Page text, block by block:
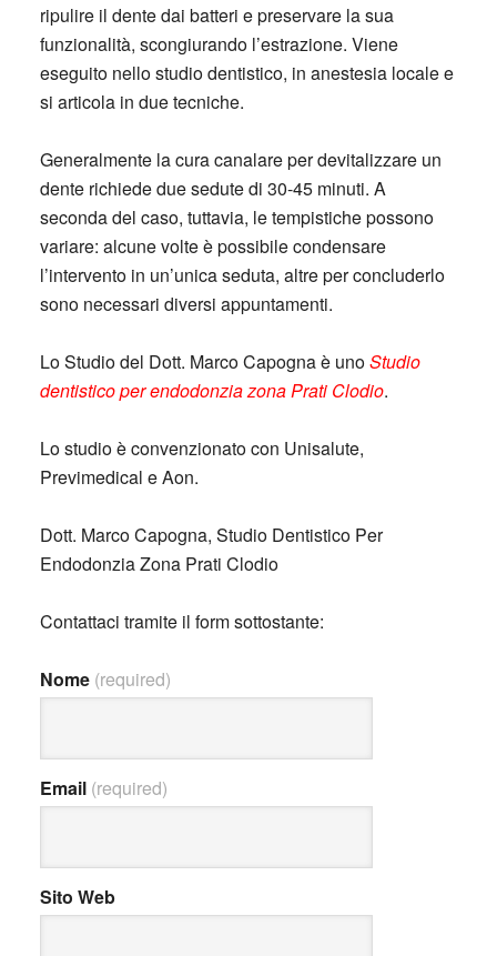
ripulire il dente dai batteri e preservare la sua
funzionalità, scongiurando l’estrazione. Viene
eseguito nello studio dentistico, in anestesia locale e
si articola in due tecniche.
Generalmente la cura canalare per devitalizzare un
dente richiede due sedute di 30-45 minuti. A
seconda del caso, tuttavia, le tempistiche possono
variare: alcune volte è possibile condensare
l’intervento in un’unica seduta, altre per concluderlo
sono necessari diversi appuntamenti.
Lo Studio del Dott. Marco Capogna è unoStudio
dentistico per endodonzia zona Prati Clodio.
Lo studio è convenzionato con Unisalute,
Previmedical e Aon.
Dott. Marco Capogna, Studio Dentistico Per
Endodonzia Zona Prati Clodio
Contattaci tramite il form sottostante:
Nome (required)
Email (required)
Sito Web